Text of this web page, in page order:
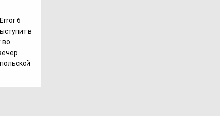
6
в
во